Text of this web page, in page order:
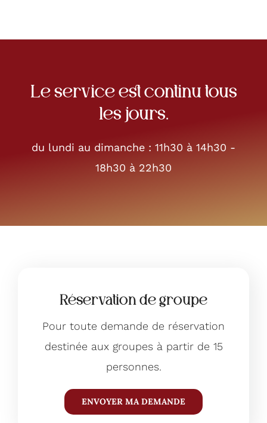
Le service est continu tous
les jours.
du lundi au dimanche : 11h30 à 14h30 -
18h30 à 22h30
Réservation de groupe
Pour toute demande de réservation
destinée aux groupes à partir de 15
personnes.
ENVOYER MA DEMANDE